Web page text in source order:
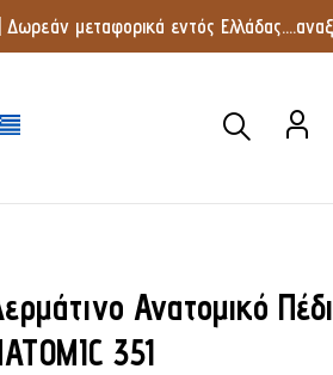
μεταφορικά εντός
Ανατομικό
351